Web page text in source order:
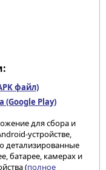
файл)
(Google Play)
для сбора и
устройстве,
детализированные
батарее, камерах и
(полное